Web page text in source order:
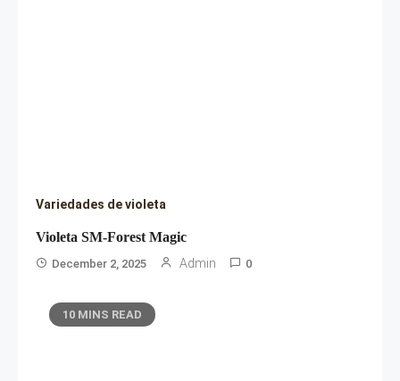
Variedades de violeta
Violeta SM-Forest Magic
December 2, 2025 Admin 0
10 MINS READ